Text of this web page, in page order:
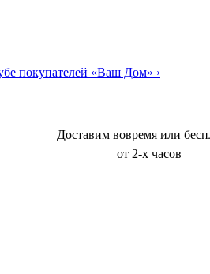
покупателей «Ваш Дом» ›
Доставим вовремя или
от 2-х часов